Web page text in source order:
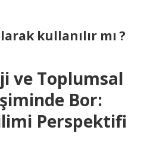
kullanılır mı ?
ve Toplumsal
Bor:
Perspektifi